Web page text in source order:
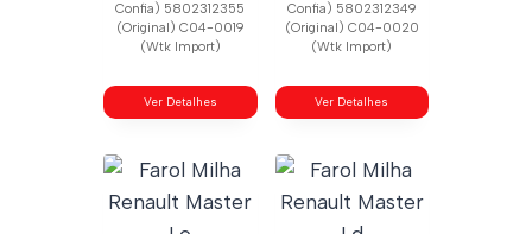
Confia) 5802312355
(Original) C04-0019
(Wtk Import)
Ver Detalhes
Confia) 5802312349
(Original) C04-0020
(Wtk Import)
Ver Detalhes